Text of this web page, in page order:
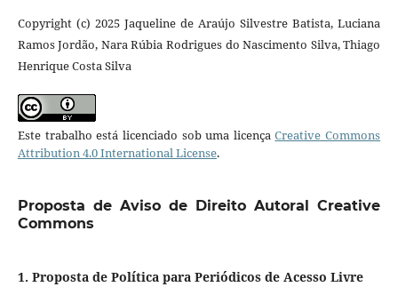
Copyright (c) 2025 Jaqueline de Araújo Silvestre Batista, Luciana
Ramos Jordão, Nara Rúbia Rodrigues do Nascimento Silva, Thiago
Henrique Costa Silva
Este trabalho está licenciado sob uma licençaCreative Commons
Attribution 4.0 International License.
Proposta de Aviso de Direito Autoral Creative
Commons
1. Proposta de Política para Periódicos de Acesso Livre